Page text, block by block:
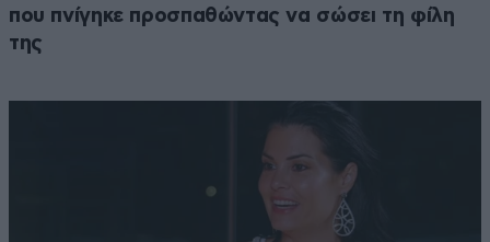
που πνίγηκε προσπαθώντας να σώσει τη φίλη
της